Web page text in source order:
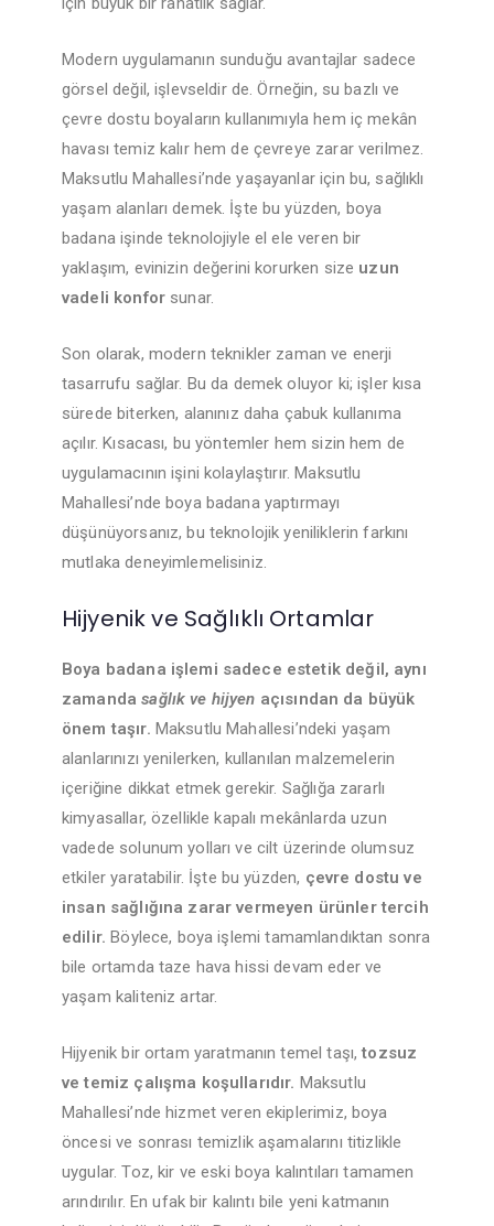
Modern uygulamanın sunduğu avantajlar sadece
görsel değil, işlevseldir de. Örneğin, su bazlı ve
çevre dostu boyaların kullanımıyla hem iç mekân
havası temiz kalır hem de çevreye zarar verilmez.
Maksutlu Mahallesi’nde yaşayanlar için bu, sağlıklı
yaşam alanları demek. İşte bu yüzden, boya
badana işinde teknolojiyle el ele veren bir
yaklaşım, evinizin değerini korurken size uzun
vadeli konforsunar.
Son olarak, modern teknikler zaman ve enerji
tasarrufu sağlar. Bu da demek oluyor ki; işler kısa
sürede biterken, alanınız daha çabuk kullanıma
açılır. Kısacası, bu yöntemler hem sizin hem de
uygulamacının işini kolaylaştırır. Maksutlu
Mahallesi’nde boya badana yaptırmayı
düşünüyorsanız, bu teknolojik yeniliklerin farkını
mutlaka deneyimlemelisiniz.
Hijyenik ve Sağlıklı Ortamlar
Boya badana işlemi sadece estetik değil, aynı
zamandasağlık ve hijyen açısından da büyük
önem taşır. Maksutlu Mahallesi’ndeki yaşam
alanlarınızı yenilerken, kullanılan malzemelerin
içeriğine dikkat etmek gerekir. Sağlığa zararlı
kimyasallar, özellikle kapalı mekânlarda uzun
vadede solunum yolları ve cilt üzerinde olumsuz
etkiler yaratabilir. İşte bu yüzden, çevre dostu ve
insan sağlığına zarar vermeyen ürünler tercih
edilir. Böylece, boya işlemi tamamlandıktan sonra
bile ortamda taze hava hissi devam eder ve
yaşam kaliteniz artar.
Hijyenik bir ortam yaratmanın temel taşı,tozsuz
ve temiz çalışma koşullarıdır. Maksutlu
Mahallesi’nde hizmet veren ekiplerimiz, boya
öncesi ve sonrası temizlik aşamalarını titizlikle
uygular. Toz, kir ve eski boya kalıntıları tamamen
arındırılır. En ufak bir kalıntı bile yeni katmanın